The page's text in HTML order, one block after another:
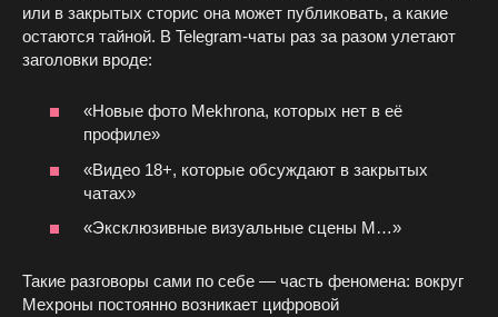
или в закрытых сторис она может публиковать, а какие
остаются тайной. В Telegram‑чаты раз за разом улетают
заголовки вроде:
«Новые фото Mekhrona, которых нет в её
профиле»
«Видео 18+, которые обсуждают в закрытых
чатах»
«Эксклюзивные визуальные сцены M…»
Такие разговоры сами по себе — часть феномена: вокруг
Мехроны постоянно возникает цифровой